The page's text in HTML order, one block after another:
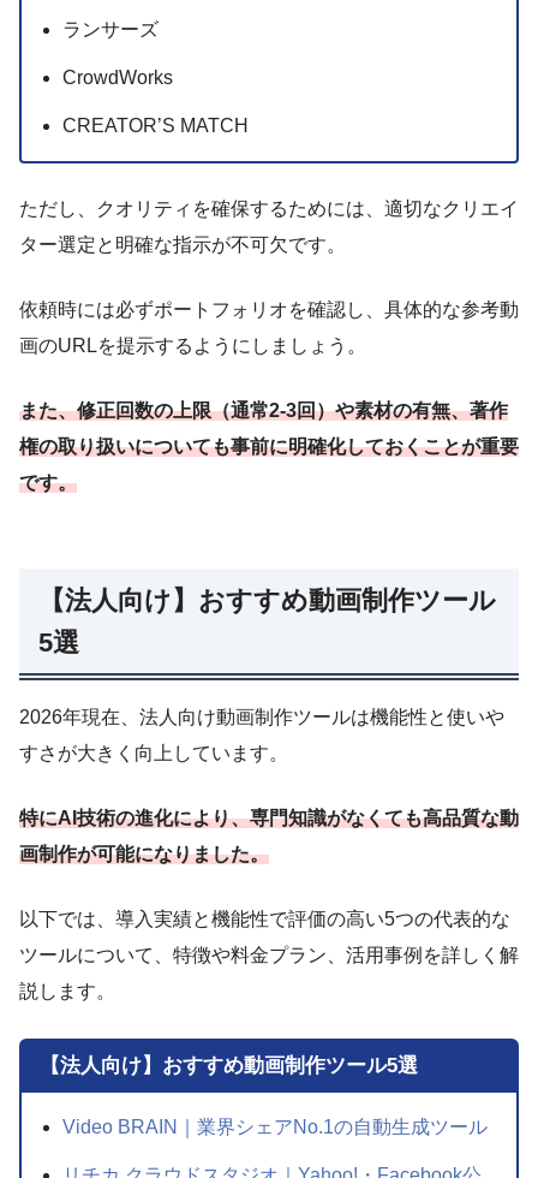
ランサーズ
CrowdWorks
CREATOR’S MATCH
ただし、クオリティを確保するためには、適切なクリエイ
ター選定と明確な指示が不可欠です。
依頼時には必ずポートフォリオを確認し、具体的な参考動
画のURLを提示するようにしましょう。
また、修正回数の上限（通常2-3回）や素材の有無、著作
権の取り扱いについても事前に明確化しておくことが重要
です。
【法人向け】おすすめ動画制作ツール
5選
2026年現在、法人向け動画制作ツールは機能性と使いや
すさが大きく向上しています。
特にAI技術の進化により、専門知識がなくても高品質な動
画制作が可能になりました。
以下では、導入実績と機能性で評価の高い5つの代表的な
ツールについて、特徴や料金プラン、活用事例を詳しく解
説します。
【法人向け】おすすめ動画制作ツール5選
Video BRAIN｜業界シェアNo.1の自動生成ツール